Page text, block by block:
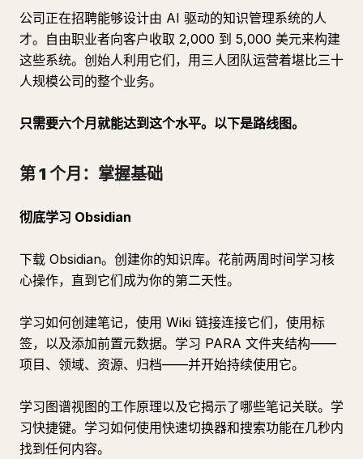
公司正在招聘能够设计由 AI 驱动的知识管理系统的人
才。自由职业者向客户收取 2,000 到 5,000 美元来构建
这些系统。创始人利用它们，用三人团队运营着堪比三十
人规模公司的整个业务。
只需要六个月就能达到这个水平。以下是路线图。
第 1 个月：掌握基础
彻底学习 Obsidian
下载 Obsidian。创建你的知识库。花前两周时间学习核
心操作，直到它们成为你的第二天性。
学习如何创建笔记，使用 Wiki 链接连接它们，使用标
签，以及添加前置元数据。学习 PARA 文件夹结构——
项目、领域、资源、归档——并开始持续使用它。
学习图谱视图的工作原理以及它揭示了哪些笔记关联。学
习快捷键。学习如何使用快速切换器和搜索功能在几秒内
找到任何内容。